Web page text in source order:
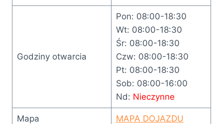
Godziny otwarcia
Pon: 08:00-18:30
Wt: 08:00-18:30
Śr: 08:00-18:30
Czw: 08:00-18:30
Pt: 08:00-18:30
Sob: 08:00-16:00
Nd: Nieczynne
Mapa MAPA DOJAZDU